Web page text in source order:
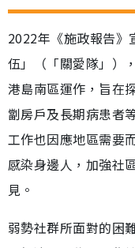
2022年《施政報告》
伍」（「關愛隊」）
港島南區運作，旨在
劏房戶及長期病患者
工作也因應地區需要
感染身邊人，加強社
見。
弱勢社群所面對的困